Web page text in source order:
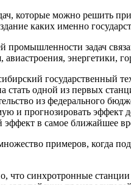
которые можно решить
каких именно
задач
авиастроения,
стать одной из первых
из федерального
и прогнозировать эффект
эффект в самое ближайшее
примеров, когда
что синхротронные